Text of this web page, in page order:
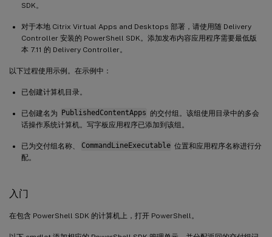
SDK。
对于本地 Citrix Virtual Apps and Desktops 部署，请使用随 Delivery
Controller 安装的 PowerShell SDK。添加发布内容应用程序需要最低版
本 7.11 的 Delivery Controller。
以下过程使用示例。在示例中：
已创建计算机目录。
已创建名为 PublishedContentApps 的交付组。该组使用目录中的多会
话操作系统计算机。写字板应用程序已添加到该组。
已为交付组名称、 CommandLineExecutable 位置和应用程序名称进行分
配。
入门
在包含 PowerShell SDK 的计算机上，打开 PowerShell。